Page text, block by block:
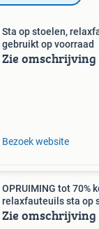
Sta op stoelen,
gebruikt op voorraad
Zie omschrijving
Bezoek website
OPRUIMING tot 70%
relaxfauteuils sta op
Zie omschrijving